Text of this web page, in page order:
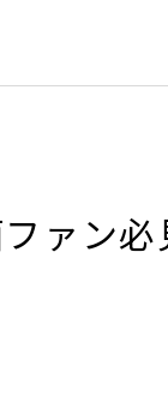
ァン必